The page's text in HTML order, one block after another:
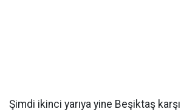
Şimdi ikinci yarıya yine Beşiktaş